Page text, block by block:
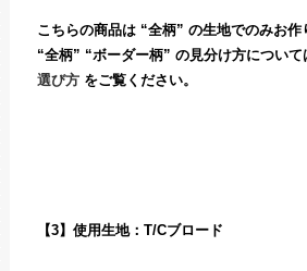
こちらの商品は “全柄” の生地でのみお作
“全柄” “ボーダー柄” の見分け方について
選び方をご覧ください。
【3】使用生地：T/Cブロード